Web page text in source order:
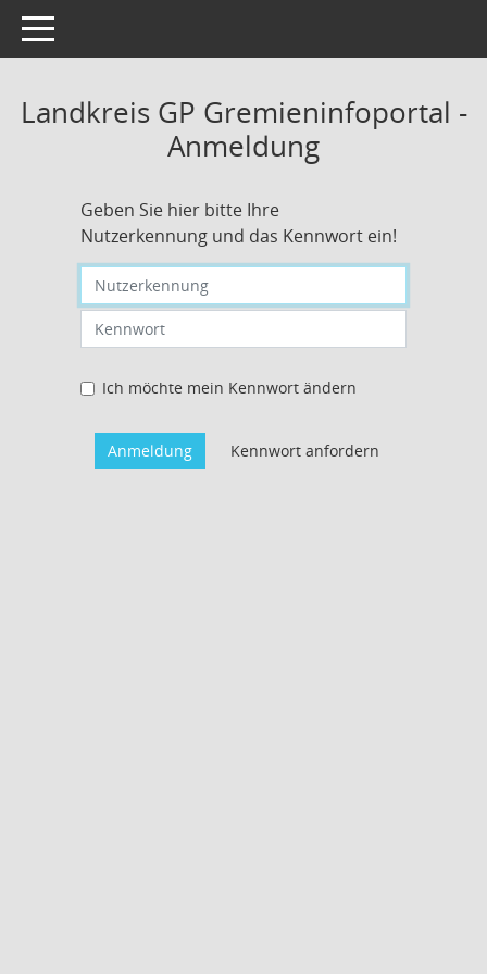
Toggle navigation
Landkreis GP Gremieninfoportal -
Anmeldung
Geben Sie hier bitte Ihre
Nutzerkennung und das Kennwort ein!
Nutzerkennung eingeben
Kennwort eingeben
Ich möchte mein Kennwort ändern